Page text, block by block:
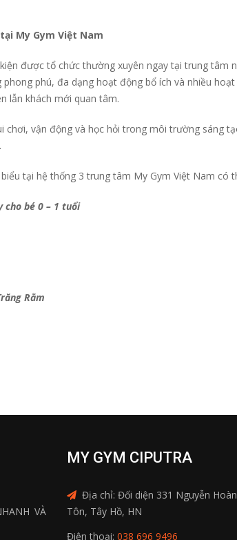
My Gym Việt Nam
được tổ chức thường xuyên ngay tại trung
phong phú, đa dạng hoạt động bổ ích và nhiều
lẫn khách mới quan tâm.
chơi, vận động và học hỏi trong môi trường sáng
tại hệ thống 3 trung tâm My Gym Việt Nam có
cho bé 0 – 1 tuổi
Rằm
VÀ
MY GYM CIPUTRA
Địa chỉ: Đối diện 331 Nguyễn
Tôn, Tây Hồ, HN
Điện thoại: 038 696 9496